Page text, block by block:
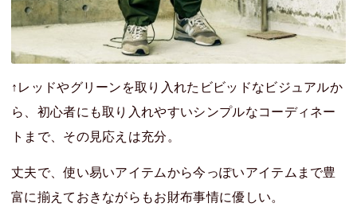
↑レッドやグリーンを取り入れたビビッドなビジュアルか
ら、初心者にも取り入れやすいシンプルなコーディネー
トまで、その見応えは充分。
丈夫で、使い易いアイテムから今っぽいアイテムまで豊
富に揃えておきながらもお財布事情に優しい。